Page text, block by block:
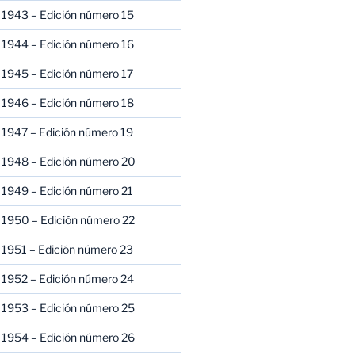
– Edición número 15
– Edición número 16
– Edición número 17
– Edición número 18
– Edición número 19
– Edición número 20
– Edición número 21
– Edición número 22
– Edición número 23
– Edición número 24
– Edición número 25
– Edición número 26